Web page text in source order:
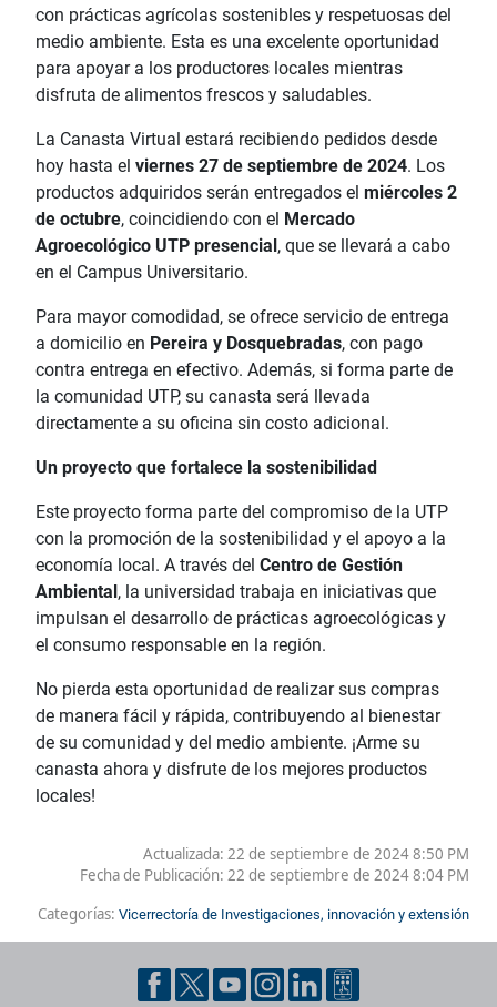
con prácticas agrícolas sostenibles y respetuosas del
medio ambiente. Esta es una excelente oportunidad
para apoyar a los productores locales mientras
disfruta de alimentos frescos y saludables.
La Canasta Virtual estará recibiendo pedidos desde
hoy hasta el viernes 27 de septiembre de 2024. Los
productos adquiridos serán entregados el miércoles 2
de octubre, coincidiendo con el Mercado
Agroecológico UTP presencial, que se llevará a cabo
en el Campus Universitario.
Para mayor comodidad, se ofrece servicio de entrega
a domicilio en Pereira y Dosquebradas, con pago
contra entrega en efectivo. Además, si forma parte de
la comunidad UTP, su canasta será llevada
directamente a su oficina sin costo adicional.
Un proyecto que fortalece la sostenibilidad
Este proyecto forma parte del compromiso de la UTP
con la promoción de la sostenibilidad y el apoyo a la
economía local. A través del Centro de Gestión
Ambiental, la universidad trabaja en iniciativas que
impulsan el desarrollo de prácticas agroecológicas y
el consumo responsable en la región.
No pierda esta oportunidad de realizar sus compras
de manera fácil y rápida, contribuyendo al bienestar
de su comunidad y del medio ambiente. ¡Arme su
canasta ahora y disfrute de los mejores productos
locales!
Actualizada: 22 de septiembre de 2024 8:50 PM
Fecha de Publicación: 22 de septiembre de 2024 8:04 PM
Categorías: Vicerrectoría de Investigaciones, innovación y extensión